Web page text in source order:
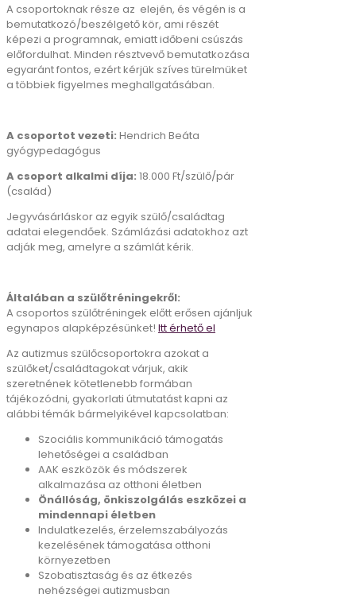
A csoportoknak része az elején, és végén is a
bemutatkozó/beszélgető kör, ami részét
képezi a programnak, emiatt időbeni csúszás
előfordulhat. Minden résztvevő bemutatkozása
egyaránt fontos, ezért kérjük szíves türelmüket
a többiek figyelmes meghallgatásában.
A csoportot vezeti: Hendrich Beáta
gyógypedagógus
A csoport alkalmi díja: 18.000 Ft/szülő/pár
(család)
Jegyvásárláskor az egyik szülő/családtag
adatai elegendőek. Számlázási adatokhoz azt
adják meg, amelyre a számlát kérik.
Általában a szülőtréningekről:
A csoportos szülőtréningek előtt erősen ajánljuk
egynapos alapképzésünket! Itt érhető el
Az autizmus szülőcsoportokra azokat a
szülőket/családtagokat várjuk, akik
szeretnének kötetlenebb formában
tájékozódni, gyakorlati útmutatást kapni az
alábbi témák bármelyikével kapcsolatban:
Szociális kommunikáció támogatás
lehetőségei a családban
AAK eszközök és módszerek
alkalmazása az otthoni életben
Önállóság, önkiszolgálás eszközei a
mindennapi életben
Indulatkezelés, érzelemszabályozás
kezelésének támogatása otthoni
környezetben
Szobatisztaság és az étkezés
nehézségei autizmusban